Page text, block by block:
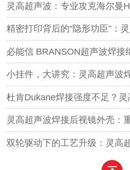
灵高超声波：专业攻克海尔曼
精密打印背后的“隐形功臣”：灵高超声波焊
必能信 BRANSON超声波焊接继电器失效怎么办？
小挂件，大讲究：灵高超声波焊接如
杜肯Dukane焊接强度不足？灵高
灵高超声波焊接后视镜外壳：重塑
双轮驱动下的工艺升级：灵高超声波焊